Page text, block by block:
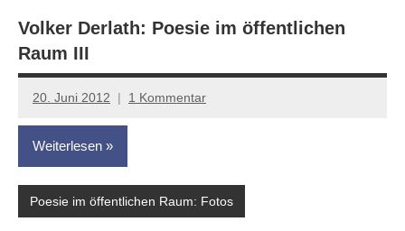
Essay
Kritik
Volker Derlath: Poesie im öffentlichen
Raum III
20. Juni 2012
Anton
G.
Leitner
1 Kommentar
Weiterlesen
Poesie im öffentlichen Raum: Fotos